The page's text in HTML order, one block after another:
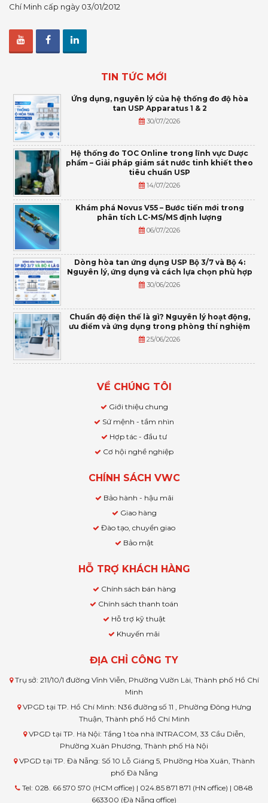
Chí Minh cấp ngày 03/01/2012
TIN TỨC MỚI
Ứng dụng, nguyên lý của hệ thống đo độ hòa
tan USP Apparatus 1 & 2
30/07/2026
Hệ thống đo TOC Online trong lĩnh vực Dược
phẩm – Giải pháp giám sát nước tinh khiết theo
tiêu chuẩn USP
14/07/2026
Khám phá Novus V55 – Bước tiến mới trong
phân tích LC-MS/MS định lượng
06/07/2026
Dòng hòa tan ứng dụng USP Bộ 3/7 và Bộ 4:
Nguyên lý, ứng dụng và cách lựa chọn phù hợp
30/06/2026
Chuẩn độ điện thế là gì? Nguyên lý hoạt động,
ưu điểm và ứng dụng trong phòng thí nghiệm
25/06/2026
VỀ CHÚNG TÔI
Giới thiệu chung
Sứ mệnh - tầm nhìn
Hợp tác - đầu tư
Cơ hội nghề nghiệp
CHÍNH SÁCH VWC
Bảo hành - hậu mãi
Giao hàng
Đào tạo, chuyển giao
Bảo mật
HỖ TRỢ KHÁCH HÀNG
Chính sách bán hàng
Chính sách thanh toán
Hỗ trợ kỹ thuật
Khuyến mãi
ĐỊA CHỈ CÔNG TY
Trụ sở: 211/10/1 đường Vĩnh Viễn, Phường Vườn Lài, Thành phố Hồ Chí
Minh
VPGD tại TP. Hồ Chí Minh: N36 đường số 11 , Phường Đông Hưng
Thuận, Thành phố Hồ Chí Minh
VPGD tại TP. Hà Nội: Tầng 1 tòa nhà INTRACOM, 33 Cầu Diễn,
Phường Xuân Phương, Thành phố Hà Nội
VPGD tại TP. Đà Nẵng: Số 10 Lỗ Giáng 5, Phường Hòa Xuân, Thành
phố Đà Nẵng
Tel: 028. 66 570 570 (HCM office) | 024.85 871 871 (HN office) | 0848
663300 (Đà Nẵng office)